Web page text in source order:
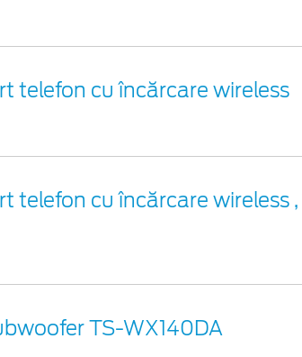
telefon cu încărcare wireless
telefon cu încărcare wireless
TS-WX140DA